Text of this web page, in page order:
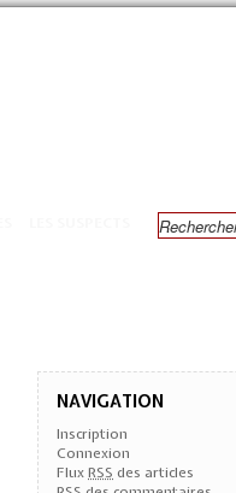
NAVIGATION
Inscription
Connexion
FluxRSS des articles